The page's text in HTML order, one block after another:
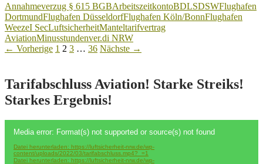
01.
April
müssen
die
Arbeitszeitkonten
Annahmeverzug § 615 BGBArbeitszeitkontoBDLSDSWFlughafen
DortmundFlughafen DüsseldorfFlughafen Köln/BonnFlughafen
WeezeI SecLuftsicherheitManteltarifvertrag
AviationMinusstundenver.di NRW
Beitragsnavigation
← Vorherige 1 2 3 … 36 Nächste →
Tarifabschluss Aviation! Starke Streiks!
Starkes Ergebnis!
Player
Media error: Format(s) not supported or source(s) not found
Datei herunterladen: https://luftsicherheit-nrw.de/wp-
content/uploads/2022/03/tarifabschluss.mp4?_=1
Datei herunterladen: https://luftsicherheit-nrw.de/wp-